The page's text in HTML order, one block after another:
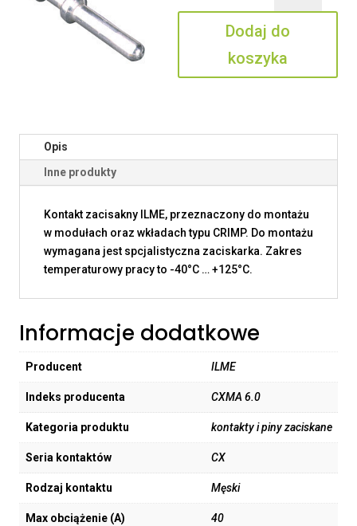
6.0
Dodaj do
koszyka
Opis
Inne produkty
Kontakt zacisakny ILME, przeznaczony do montażu
w modułach oraz wkładach typu CRIMP. Do montażu
wymagana jest spcjalistyczna zaciskarka. Zakres
temperaturowy pracy to -40°C … +125°C.
Informacje dodatkowe
Producent ILME
Indeks producenta CXMA 6.0
Kategoria produktu kontakty i piny zaciskane
Seria kontaktów CX
Rodzaj kontaktu Męski
Max obciążenie (A) 40